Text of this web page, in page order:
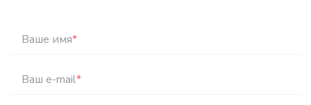
Ваше имя*
Ваш e-mail*